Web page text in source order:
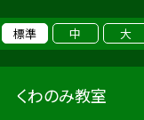
標準 中 大
くわのみ教室